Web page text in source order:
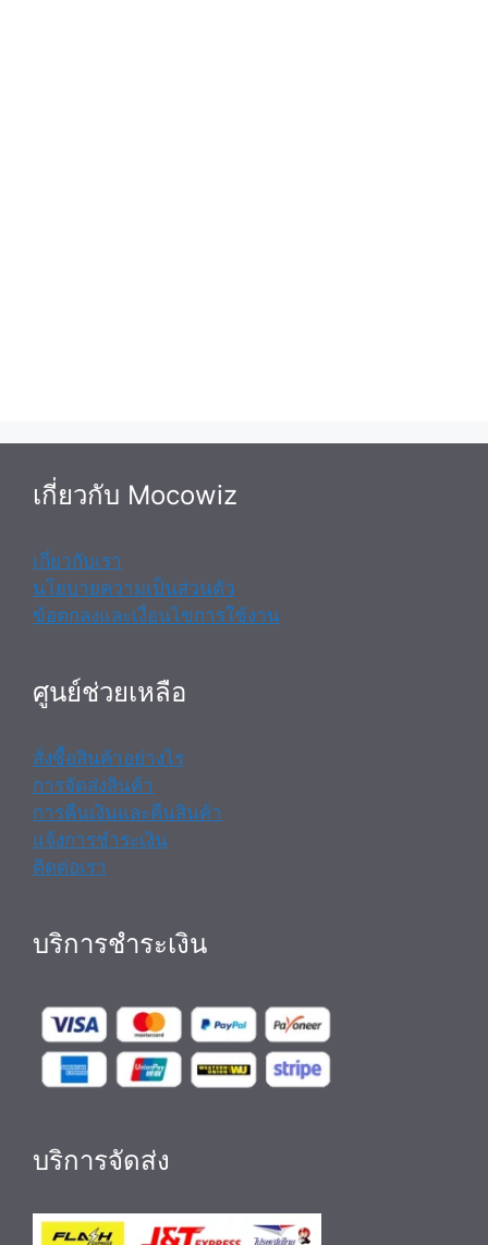
เกี่ยวกับ Mocowiz
เกี่ยวกับเรา
นโยบายความเป็นส่วนตัว
ข้อตกลงและเงื่อนไขการใช้งาน
ศูนย์ช่วยเหลือ
สั่งซื้อสินค้าอย่างไร
การจัดส่งสินค้า
การคืนเงินและคืนสินค้า
แจ้งการชำระเงิน
ติดต่อเรา
บริการชำระเงิน
บริการจัดส่ง